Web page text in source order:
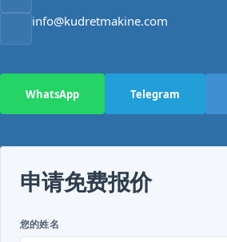
info@kudretmakine.com
WhatsApp Telegram
申请免费报价
您的姓名